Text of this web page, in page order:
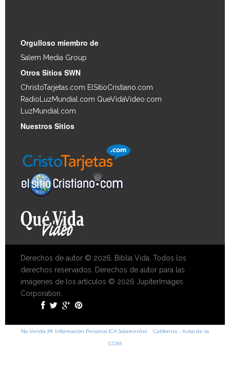
Orgulloso miembro de
Salem Media Group
Otros Sitios SWN
ChristoTarjetas.com ElSitioCristiano.com
RadioLuzMundial.com QueVidaVideo.com
LuzMundial.com
Nuestros Sitios
Derechos de autor © 2026, Biblia Vida. Todos los
derechos reservados. Derechos de autor para las
imágenes de los artículos © 2026 JupiterImages
Corporation.
No Venda Mi Información Personal (CA Solamente) California - Aviso de la
CCPA